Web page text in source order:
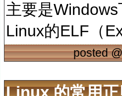
主要是
Linux的ELF（
posted